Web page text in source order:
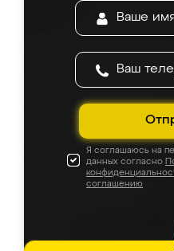
Я соглашаюсь на
данных согласно
соглашению